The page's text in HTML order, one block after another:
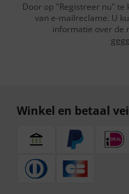
Door op "Registreer nu" te
van e-mailreclame. U
informatie over de
Winkel en betaal